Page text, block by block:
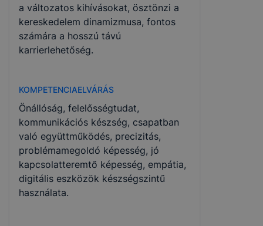
a változatos kihívásokat, ösztönzi a
kereskedelem dinamizmusa, fontos
számára a hosszú távú
karrierlehetőség.
KOMPETENCIAELVÁRÁS
Önállóság, felelősségtudat,
kommunikációs készség, csapatban
való együttműködés, precizitás,
problémamegoldó képesség, jó
kapcsolatteremtő képesség, empátia,
digitális eszközök készségszintű
használata.